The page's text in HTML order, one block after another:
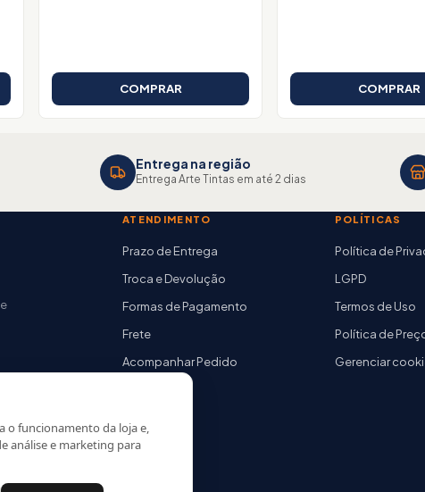
COMPRAR COMPRAR
Entrega na região
Entrega Arte Tintas em até 2 dias
ATENDIMENTO
Prazo de Entrega
Troca e Devolução
Formas de Pagamento
Frete
Acompanhar Pedido
POLÍTICAS
Política de
LGPD
Termos de Uso
Política de
Gerenciar
o funcionamento da loja e,
análise e marketing para